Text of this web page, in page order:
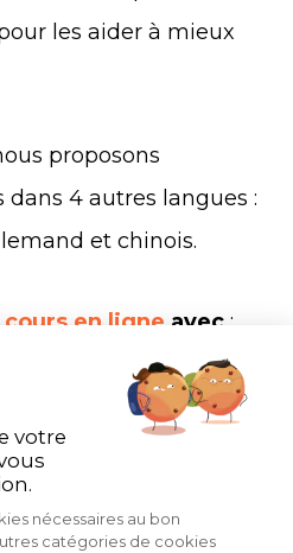
les aider à mieux
proposons
4 autres langues :
et chinois.
cours en ligne avec :
en détail,
votre
nécessaires au bon
catégories de cookies